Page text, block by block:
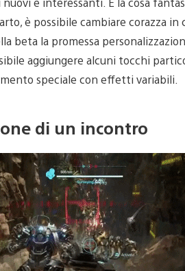
è possibile cambiare corazza in
beta la promessa
aggiungere alcuni tocchi
speciale con effetti variabili.
di un incontro